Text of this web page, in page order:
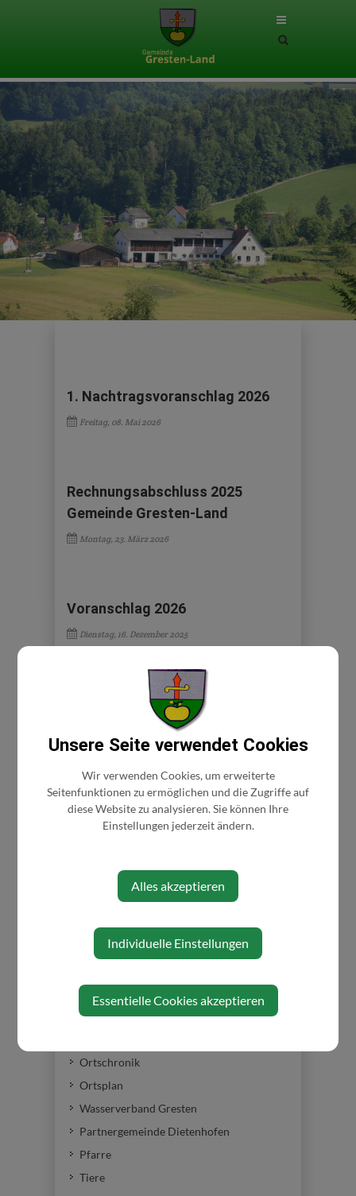
Site
1. Nachtragsvoranschlag 2026
Freitag, 08. Mai 2026
Rechnungsabschluss 2025
Gemeinde Gresten-Land
Montag, 23. März 2026
Voranschlag 2026
Dienstag, 16. Dezember 2025
Nachtragsvoranschlag 2025
GEMEINDE
Gemeindeeinrichtungen
Gemeindewappen
Ortschronik
Ortsplan
Wasserverband Gresten
Partnergemeinde Dietenhofen
Pfarre
Tiere
Unsere Seite verwendet Cookies
Wir verwenden Cookies, um erweiterte
Seitenfunktionen zu ermöglichen und die Zugriffe auf
diese Website zu analysieren. Sie können Ihre
Einstellungen jederzeit ändern.
Alles akzeptieren
Individuelle Einstellungen
Essentielle Cookies akzeptieren